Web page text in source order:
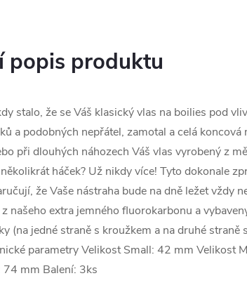
popis produktu
stalo, že se Váš klasický vlas na boilies pod
a podobných nepřátel, zamotal a celá
při dlouhých náhozech Váš vlas vyrobený z
háček? Už nikdy více! Tyto dokonale
že Vaše nástraha bude na dně ležet vždy
našeho extra jemného fluorokarbonu a
(na jedné straně s kroužkem a na druhé straně
parametry Velikost Small: 42 mm Velikost
74 mm Balení: 3ks